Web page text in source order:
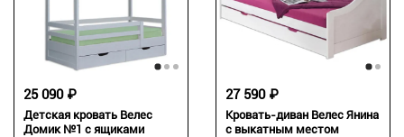
Детская кровать Велес
Домик №1 с ящиками
25 090 ₽
Кровать-диван Велес Янина
с выкатным местом
27 590 ₽